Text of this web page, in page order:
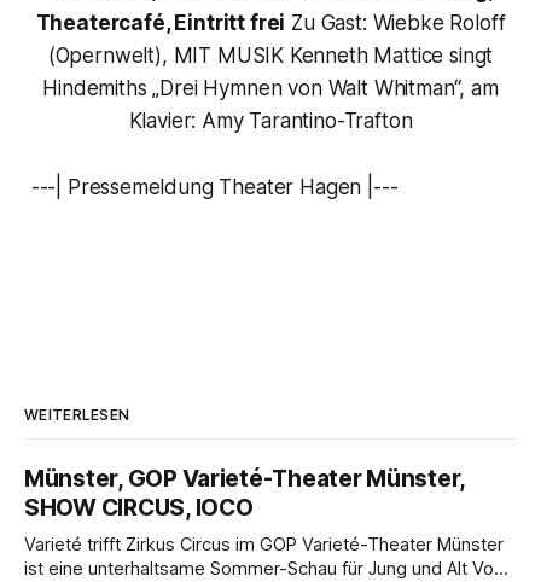
Theatercafé, Eintritt frei Zu Gast: Wiebke Roloff
(Opernwelt), MIT MUSIK Kenneth Mattice singt
Hindemiths „Drei Hymnen von Walt Whitman“, am
Klavier: Amy Tarantino-Trafton
---| Pressemeldung Theater Hagen |---
WEITERLESEN
Münster, GOP Varieté-Theater Münster,
SHOW CIRCUS, IOCO
Varieté trifft Zirkus Circus im GOP Varieté-Theater Münster
ist eine unterhaltsame Sommer-Schau für Jung und Alt Von